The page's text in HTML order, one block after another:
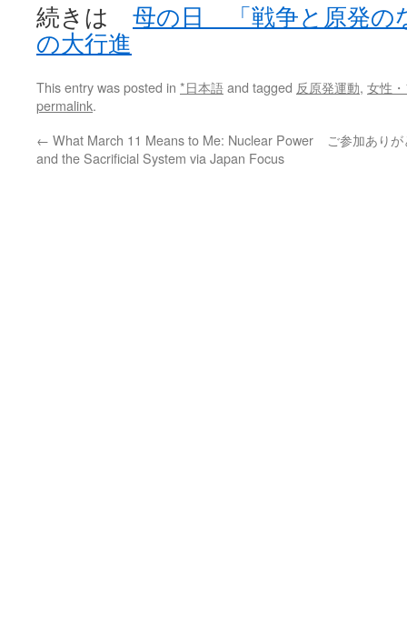
続きは 母の日 「戦争と原発の
の大行進
This entry was posted in *日本語and tagged 反原発運動, 女性
permalink.
← What March 11 Means to Me: Nuclear Power
and the Sacrificial System via Japan Focus
ご参加あり